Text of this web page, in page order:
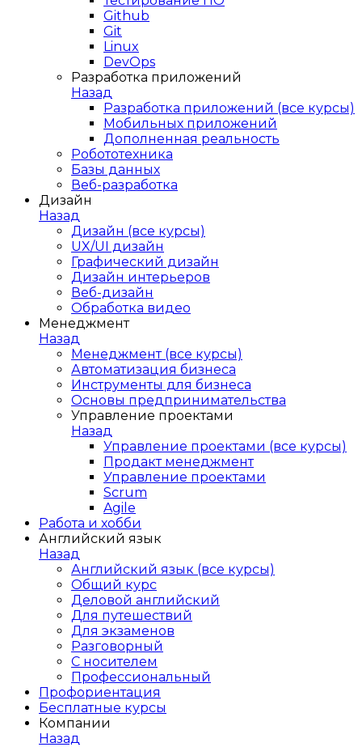
Github
Git
Linux
DevOps
Разработка приложений
Назад
Разработка приложений (все курсы)
Мобильных приложений
Дополненная реальность
Робототехника
Базы данных
Веб-разработка
Дизайн
Назад
Дизайн (все курсы)
UX/UI дизайн
Графический дизайн
Дизайн интерьеров
Веб-дизайн
Обработка видео
Менеджмент
Назад
Менеджмент (все курсы)
Автоматизация бизнеса
Инструменты для бизнеса
Основы предпринимательства
Управление проектами
Назад
Управление проектами (все курсы)
Продакт менеджмент
Управление проектами
Scrum
Agile
Работа и хобби
Английский язык
Назад
Английский язык (все курсы)
Общий курс
Деловой английский
Для путешествий
Для экзаменов
Разговорный
С носителем
Профессиональный
Профориентация
Бесплатные курсы
Компании
Назад